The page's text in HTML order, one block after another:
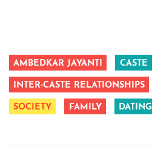
AMBEDKAR JAYANTI CASTE
INTER-CASTE RELATIONSHIPS
SOCIETY FAMILY DATING